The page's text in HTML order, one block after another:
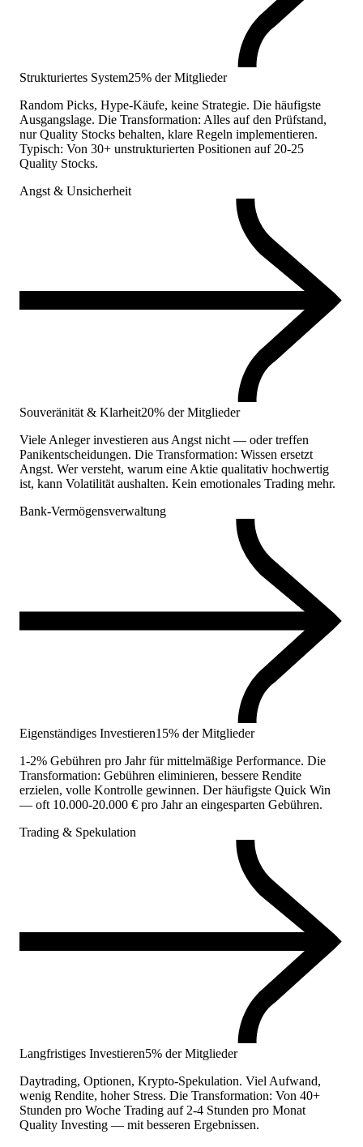
Strukturiertes System25% der Mitglieder
Random Picks, Hype-Käufe, keine Strategie. Die häufigste
Ausgangslage. Die Transformation: Alles auf den Prüfstand,
nur Quality Stocks behalten, klare Regeln implementieren.
Typisch: Von 30+ unstrukturierten Positionen auf 20-25
Quality Stocks.
Angst & Unsicherheit
Souveränität & Klarheit20% der Mitglieder
Viele Anleger investieren aus Angst nicht — oder treffen
Panikentscheidungen. Die Transformation: Wissen ersetzt
Angst. Wer versteht, warum eine Aktie qualitativ hochwertig
ist, kann Volatilität aushalten. Kein emotionales Trading mehr.
Bank-Vermögensverwaltung
Eigenständiges Investieren15% der Mitglieder
1-2% Gebühren pro Jahr für mittelmäßige Performance. Die
Transformation: Gebühren eliminieren, bessere Rendite
erzielen, volle Kontrolle gewinnen. Der häufigste Quick Win
— oft 10.000-20.000 € pro Jahr an eingesparten Gebühren.
Trading & Spekulation
Langfristiges Investieren5% der Mitglieder
Daytrading, Optionen, Krypto-Spekulation. Viel Aufwand,
wenig Rendite, hoher Stress. Die Transformation: Von 40+
Stunden pro Woche Trading auf 2-4 Stunden pro Monat
Quality Investing — mit besseren Ergebnissen.